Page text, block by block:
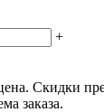
+
Скидки
заказа.